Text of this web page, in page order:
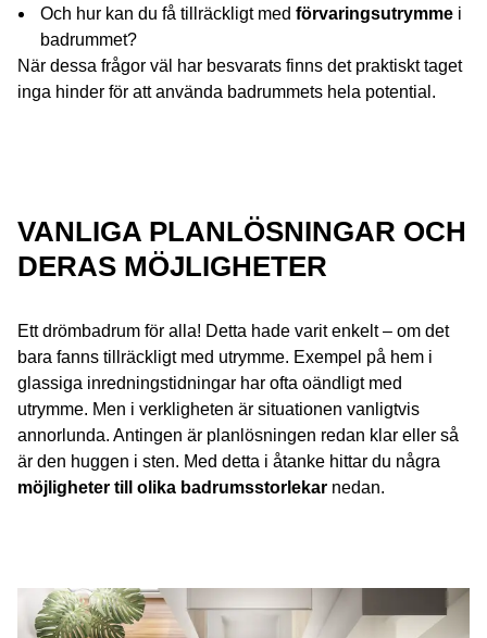
Och hur kan du få tillräckligt med förvaringsutrymme i
badrummet?
När dessa frågor väl har besvarats finns det praktiskt taget
inga hinder för att använda badrummets hela potential.
VANLIGA PLANLÖSNINGAR OCH
DERAS MÖJLIGHETER
Ett drömbadrum för alla! Detta hade varit enkelt – om det
bara fanns tillräckligt med utrymme. Exempel på hem i
glassiga inredningstidningar har ofta oändligt med
utrymme. Men i verkligheten är situationen vanligtvis
annorlunda. Antingen är planlösningen redan klar eller så
är den huggen i sten. Med detta i åtanke hittar du några
möjligheter till olika badrumsstorlekar nedan.